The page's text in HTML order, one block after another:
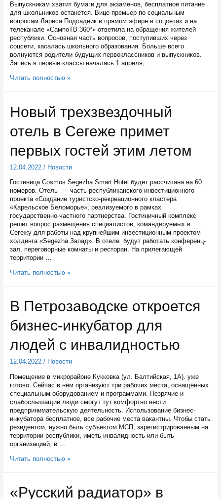
Выпускникам хватит бумаги для экзаменов, бесплатное питание
для школьников останется. Вице-премьер по социальным
вопросам Лариса Подсадник в прямом эфире в соцсетях и на
телеканале «СампоТВ 360º» ответила на обращения жителей
республики. Основная часть вопросов, поступивших через
соцсети, касалась школьного образования. Больше всего
волнуются родители будущих первоклассников и выпускников.
Запись в первые классы началась 1 апреля, …
В
будущем
году
в
Карелии
будет
на
федеральном
портале
Госуслуг
Читать полностью »
Новый трехзвездочный
отель в Сегеже примет
первых гостей этим летом
12.04.2022/ Новости
Гостиница Cosmos Segezha Smart Hotel будет рассчитана на 60
номеров. Отель — часть республиканского инвестиционного
проекта «Создание туристско-рекреационного кластера
«Карельское Беломорье», реализуемого в рамках
государственно-частного партнерства. Гостиничный комплекс
решит вопрос размещения специалистов, командируемых в
Сегежу для работы над крупнейшим инвестиционным проектом
холдинга «Segezha Запад». В отеле будут работать конференц-
зал, переговорные комнаты и ресторан. На прилегающей
территории …
Новый
Сегеже
первых
гостей
летом
Читать полностью »
В Петрозаводске откроется
бизнес-инкубатор для
людей с инвалидностью
12.04.2022/ Новости
Помещение в микрорайоне Кукковка (ул. Балтийская, 1А). уже
готово. Сейчас в нём организуют три рабочих места, оснащённых
специальным оборудованием и программами. Незрячие и
слабослышащие люди смогут тут комфортно вести
предпринимательскую деятельность. Использование бизнес-
инкубатора бесплатное, все рабочие места вакантны. Чтобы стать
резидентом, нужно быть субъектом МСП, зарегистрированным на
территории республики, иметь инвалидность или быть
организацией, в …
В
инкубатор
Читать полностью »
«Русский радиатор» в